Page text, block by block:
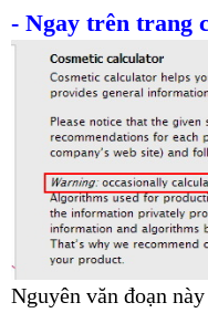
- Ngay trên trang
Nguyên văn đoạn